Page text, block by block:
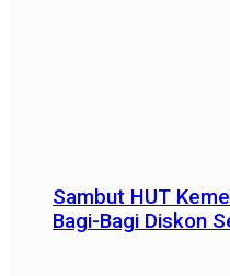
Sambut HUT
Bagi-Bagi Diskon